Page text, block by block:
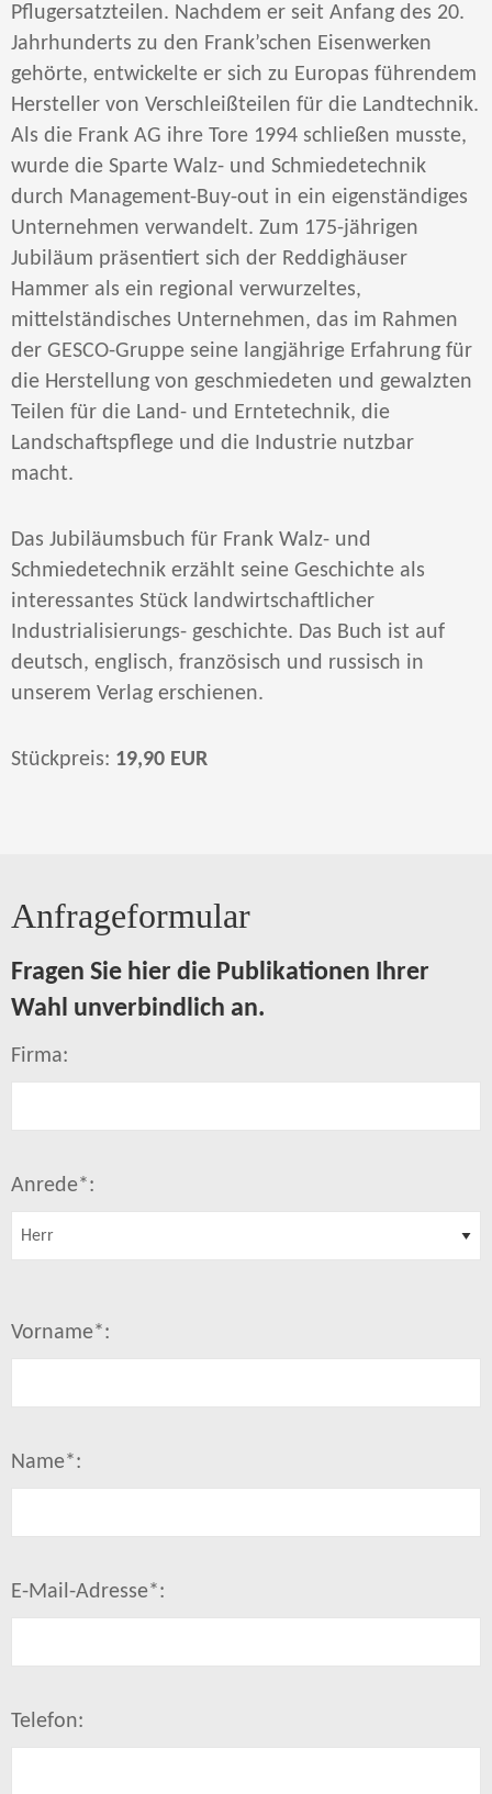
Pflugersatzteilen. Nachdem er seit Anfang des 20.
Jahrhunderts zu den Frank’schen Eisenwerken
gehörte, entwickelte er sich zu Europas führendem
Hersteller von Verschleißteilen für die Landtechnik.
Als die Frank AG ihre Tore 1994 schließen musste,
wurde die Sparte Walz- und Schmiedetechnik
durch Management-Buy-out in ein eigenständiges
Unternehmen verwandelt. Zum 175-jährigen
Jubiläum präsentiert sich der Reddighäuser
Hammer als ein regional verwurzeltes,
mittelständisches Unternehmen, das im Rahmen
der GESCO-Gruppe seine langjährige Erfahrung für
die Herstellung von geschmiedeten und gewalzten
Teilen für die Land- und Erntetechnik, die
Landschaftspflege und die Industrie nutzbar
macht.
Das Jubiläumsbuch für Frank Walz- und
Schmiedetechnik erzählt seine Geschichte als
interessantes Stück landwirtschaftlicher
Industrialisierungs- geschichte. Das Buch ist auf
deutsch, englisch, französisch und russisch in
unserem Verlag erschienen.
Stückpreis: 19,90 EUR
Anfrageformular
Fragen Sie hier die Publikationen Ihrer
Wahl unverbindlich an.
Firma:
Anrede*:
Vorname*:
Name*:
E-Mail-Adresse*:
Telefon: